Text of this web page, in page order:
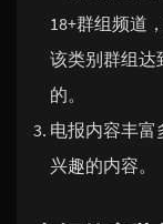
18+群组频道
该类别群组达
的。
电报内容丰富
兴趣的内容。